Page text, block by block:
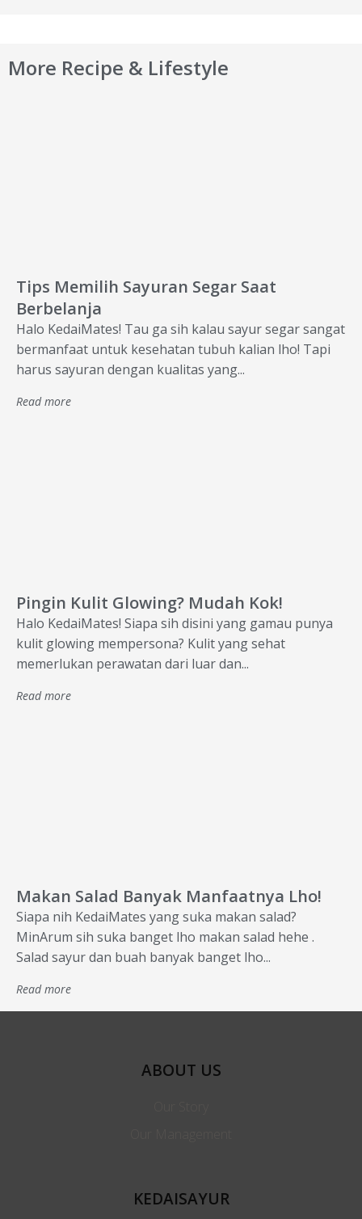
More Recipe & Lifestyle
Tips Memilih Sayuran Segar Saat
Berbelanja
Halo KedaiMates! Tau ga sih kalau sayur segar sangat
bermanfaat untuk kesehatan tubuh kalian lho! Tapi
harus sayuran dengan kualitas yang...
Read more
Pingin Kulit Glowing? Mudah Kok!
Halo KedaiMates! Siapa sih disini yang gamau punya
kulit glowing mempersona? Kulit yang sehat
memerlukan perawatan dari luar dan...
Read more
Makan Salad Banyak Manfaatnya Lho!
Siapa nih KedaiMates yang suka makan salad?
MinArum sih suka banget lho makan salad hehe .
Salad sayur dan buah banyak banget lho...
Read more
ABOUT US
KEDAISAYUR